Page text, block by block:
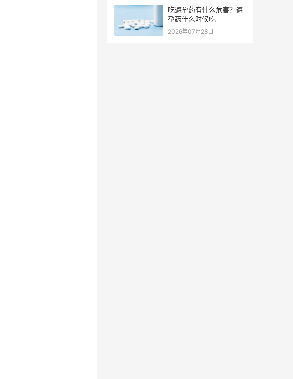
吃避孕药有什么危害？避
孕药什么时候吃
2026年07月28日